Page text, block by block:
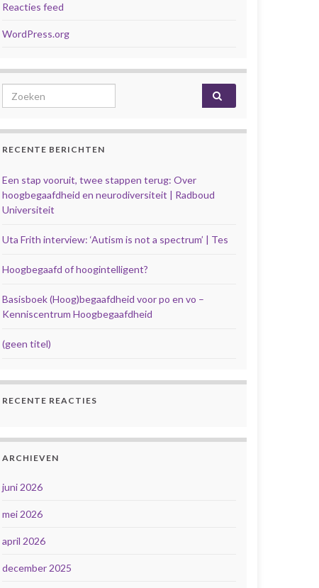
Reacties feed
WordPress.org
Search for:
RECENTE BERICHTEN
Een stap vooruit, twee stappen terug: Over
hoogbegaafdheid en neurodiversiteit | Radboud
Universiteit
Uta Frith interview: ‘Autism is not a spectrum’ | Tes
Hoogbegaafd of hoogintelligent?
Basisboek (Hoog)begaafdheid voor po en vo –
Kenniscentrum Hoogbegaafdheid
(geen titel)
RECENTE REACTIES
ARCHIEVEN
juni 2026
mei 2026
april 2026
december 2025